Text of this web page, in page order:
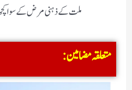
ملت کے ذہنی مرض کے سوا کچھ
متعلقہ مضامین: